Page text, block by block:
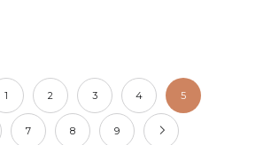
1 2 3 4 5
7 8 9